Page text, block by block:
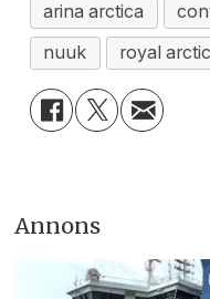
arina arctica
nuuk
royal
Annons